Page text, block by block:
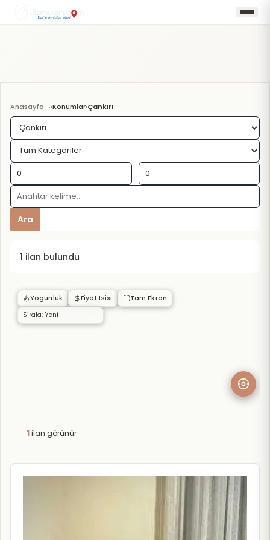
Anasayfa ›Konumlar›Çankırı
—
Ara
1 ilan bulundu
1ilan görünür
Yogunluk Fiyat Isisi Tam Ekran